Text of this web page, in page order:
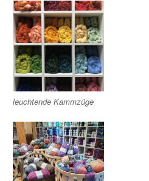
leuchtende Kammzüge